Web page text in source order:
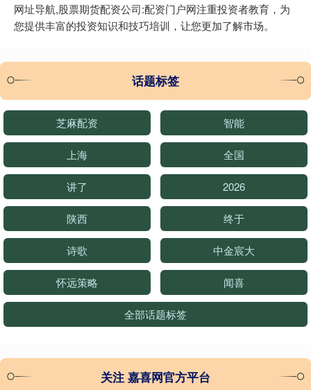
网址导航,股票期货配资公司:配资门户网注重投资者教育，为
您提供丰富的投资知识和技巧培训，让您更加了解市场。
话题标签
芝麻配资 智能
上海 全国
讲了 2026
陕西 终于
诗歌 中金宸大
怀远策略 闻喜
全部话题标签
关注 嘉喜网官方平台